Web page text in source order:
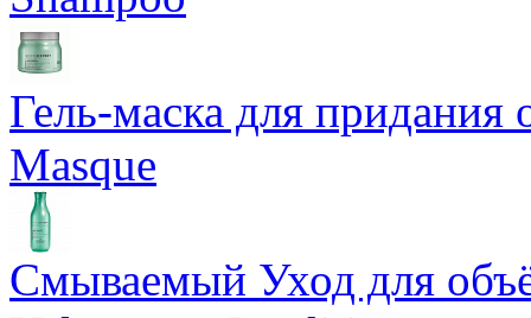
Гель-маска для
Masque
Смываемый Уход для